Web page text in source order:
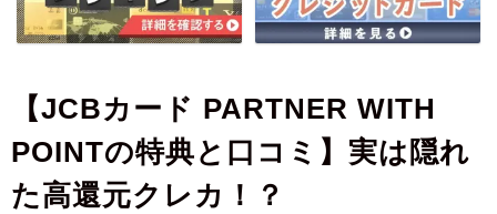
【JCBカード PARTNER WITH
POINTの特典と口コミ】実は隠れ
た高還元クレカ！？